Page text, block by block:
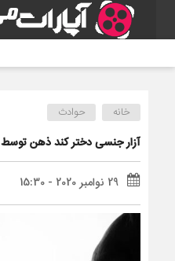
خانه حوادث
آزار جنسی دختر کند ذهن توسط ۳ نفر از فامیل های نزدیک
29 نوامبر 2020 - 15:30